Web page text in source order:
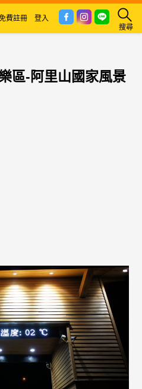
搜尋
費註冊 登入
區-阿里山國家風景